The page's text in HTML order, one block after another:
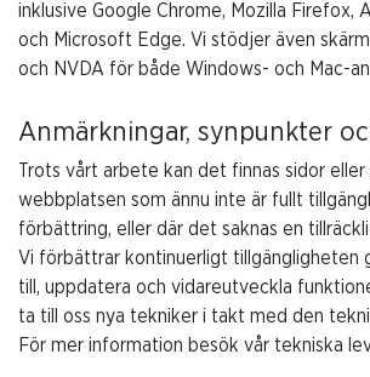
inklusive Google Chrome, Mozilla Firefox,
och Microsoft Edge. Vi stödjer även
och NVDA för både Windows- och Mac-
Anmärkningar, synpunkter
Trots vårt arbete kan det finnas sidor eller
webbplatsen som ännu inte är fullt
förbättring, eller där det saknas en
Vi förbättrar kontinuerligt tillgängligheten
till, uppdatera och vidareutveckla
ta till oss nya tekniker i takt med den
För mer information besök vår tekniska